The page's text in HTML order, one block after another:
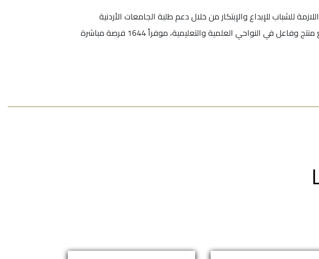
انطلق عام 2004 ، بهدف توفير الأدوات اللازمة للشباب للإبداع والإبتكار من خلال دعم طلبة الجامعات الأردنية
الحكومية والخاصة لتنفيذ مشاريعهم/ أبحاثهم العلمية التطبيقية، بما يساهم في خلق مجتمع منتج وفاعل في النواحي العلمية والتعليمية، موفراً 1644 فرصة مباشرة